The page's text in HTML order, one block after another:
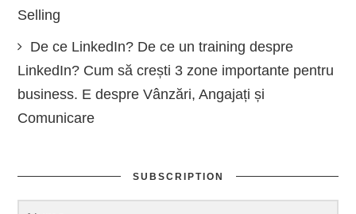
Selling
De ce LinkedIn? De ce un training despre
LinkedIn? Cum să crești 3 zone importante pentru
business. E despre Vânzări, Angajați și
Comunicare
SUBSCRIPTION